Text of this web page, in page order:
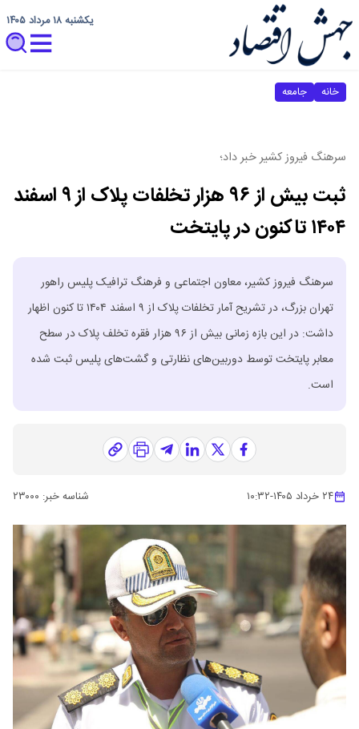
یکشنبه ۱۸ مرداد ۱۴۰۵
خانه جامعه
سرهنگ فیروز کشیر خبر داد؛
ثبت بیش از ۹۶ هزار تخلفات پلاک از ۹ اسفند
۱۴۰۴ تاکنون در پایتخت
سرهنگ فیروز کشیر، معاون اجتماعی و فرهنگ ترافیک پلیس راهور
تهران بزرگ، در تشریح آمار تخلفات پلاک از ۹ اسفند ۱۴۰۴ تا کنون اظهار
داشت: در این بازه زمانی بیش از ۹۶ هزار فقره تخلف پلاک در سطح
معابر پایتخت توسط دوربین‌های نظارتی و گشت‌های پلیس ثبت شده
است.
۲۴ خرداد ۱۴۰۵ -۱۰:۳۲ شناسه خبر: ۲۳۰۰۰